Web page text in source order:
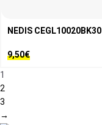
NEDIS CEGL10020BK30
9,50€
1
2
3
→